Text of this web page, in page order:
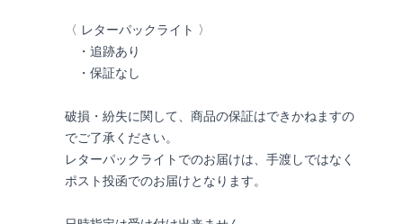
〈 レターパックライト 〉
・追跡あり
・保証なし
破損・紛失に関して、商品の保証はできかねますの
でご了承ください。
レターパックライトでのお届けは、手渡しではなく
ポスト投函でのお届けとなります。